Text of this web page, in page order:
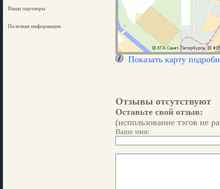
Наши партнеры
Полезная информация:
Показать карту
Отзывы отсутствуют
Оставьте свой отзыв:
(использование тэгов не
Ваше имя: